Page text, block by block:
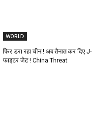
WORLD
फिर डरा रहा चीन ! अब तैनात कर दिए
फाइटर जेट ! China Threat